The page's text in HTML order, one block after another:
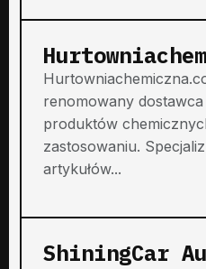
renomowany
produktów
zastosowaniu.
artykułów...
ShiningCar